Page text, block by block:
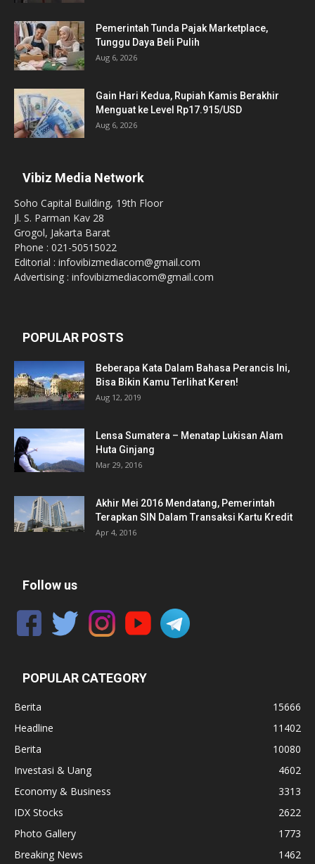
Pemerintah Tunda Pajak Marketplace,
Tunggu Daya Beli Pulih
Aug 6, 2026
Gain Hari Kedua, Rupiah Kamis Berakhir
Menguat ke Level Rp17.915/USD
Aug 6, 2026
Vibiz Media Network
Soho Capital Building, 19th Floor
Jl. S. Parman Kav 28
Grogol, Jakarta Barat
Phone : 021-50515022
Editorial : infovibizmediacom@gmail.com
Advertising : infovibizmediacom@gmail.com
POPULAR POSTS
Beberapa Kata Dalam Bahasa Perancis Ini,
Bisa Bikin Kamu Terlihat Keren!
Aug 12, 2019
Lensa Sumatera – Menatap Lukisan Alam
Huta Ginjang
Mar 29, 2016
Akhir Mei 2016 Mendatang, Pemerintah
Terapkan SIN Dalam Transaksi Kartu Kredit
Apr 4, 2016
Follow us
POPULAR CATEGORY
Berita
15666
Headline
11402
Berita
10080
Investasi & Uang
4602
Economy & Business
3313
IDX Stocks
2622
Photo Gallery
1773
Breaking News
1462